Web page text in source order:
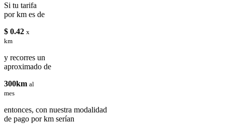
Si tu tarifa
por km es de
$ 0.42 x
km
y recorres un
aproximado de
300km al
mes
entonces, con nuestra modalidad
de pago por km serían